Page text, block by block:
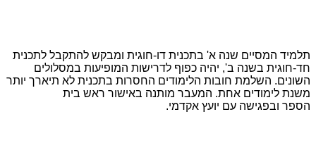
תלמיד המסיים שנה א' בתכנית דו-חוגית ומבקש להתקבל לתכנית
חד-חוגית בשנה ב', יהיה כפוף לדרישות המופיעות במסלולים
השונים. השלמת חובות הלימודים החסרות בתכנית לא תיארך יותר
משנת לימודים אחת. המעבר מותנה באישור ראש בית
הספר ובפגישה עם יועץ אקדמי.